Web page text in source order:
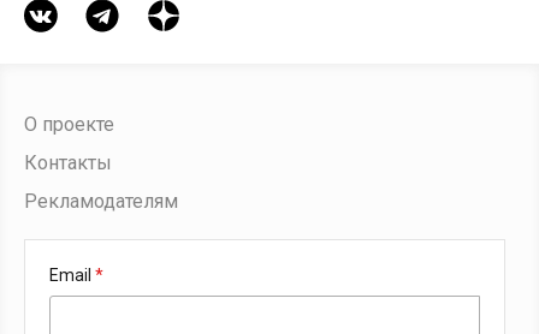
О проекте
Контакты
Рекламодателям
Email